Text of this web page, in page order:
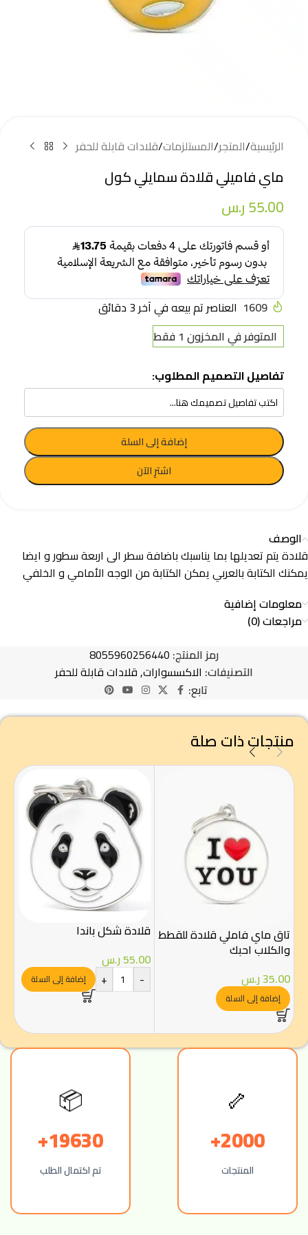
الرئيسية/المتجر/المستلزمات/قلادات قابلة للحفر
ماي فاميلي قلادة سمايلي كول
55.00ر.س
1609 العناصر تم بيعه في آخر 3 دقائق
المتوفر في المخزون 1 فقط
تفاصيل التصميم المطلوب:
إضافة إلى السلة
اشترِ الآن
الوصف
قلادة يتم تعديلها بما يناسبك باضافة سطر الى اربعة سطور و ايضا
يمكنك الكتابة بالعربي يمكن الكتابة من الوجه الأمامي و الخلفي
معلومات إضافية
مراجعات (0)
رمز المنتج: 8055960256440
التصنيفات: الاكسسوارات,قلادات قابلة للحفر
تابع:
منتجات ذات صلة
تاق ماي فاملي قلادة للقطط
والكلاب احبك
35.00ر.س
إضافة إلى السلة
قلادة شكل باندا
55.00ر.س
-
+ إضافة إلى السلة
🦴
2000+
المنتجات
📦
19630+
تم اكتمال الطلب